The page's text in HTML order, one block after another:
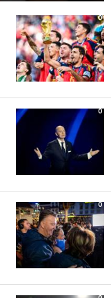
0
0
0